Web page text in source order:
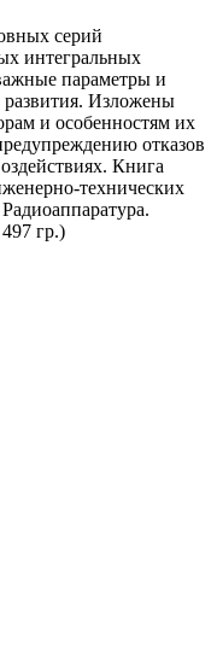
серий
интегральных
параметры и
развития. Изложены
и особенностям их
отказов
Книга
технических
гр.)